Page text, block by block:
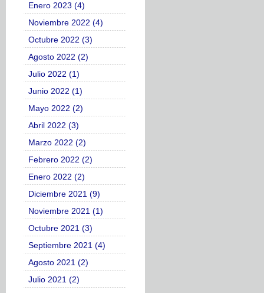
Enero 2023 (4)
Noviembre 2022 (4)
Octubre 2022 (3)
Agosto 2022 (2)
Julio 2022 (1)
Junio 2022 (1)
Mayo 2022 (2)
Abril 2022 (3)
Marzo 2022 (2)
Febrero 2022 (2)
Enero 2022 (2)
Diciembre 2021 (9)
Noviembre 2021 (1)
Octubre 2021 (3)
Septiembre 2021 (4)
Agosto 2021 (2)
Julio 2021 (2)